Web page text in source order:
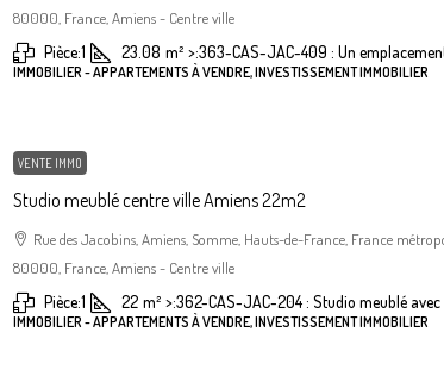
80000, France, Amiens - Centre ville
Pièce:1 23.08 m² >:363-CAS-JAC-409 : Un
IMMOBILIER - APPARTEMENTS À VENDRE, INVESTISSEMENT IMMOBILIER
VENTE IMMO
Studio meublé centre ville Amiens 22m2
Rue des Jacobins, Amiens, Somme, Hauts-de-France, France
80000, France, Amiens - Centre ville
Pièce:1 22 m² >:362-CAS-JAC-204 : Studio meublé
IMMOBILIER - APPARTEMENTS À VENDRE, INVESTISSEMENT IMMOBILIER